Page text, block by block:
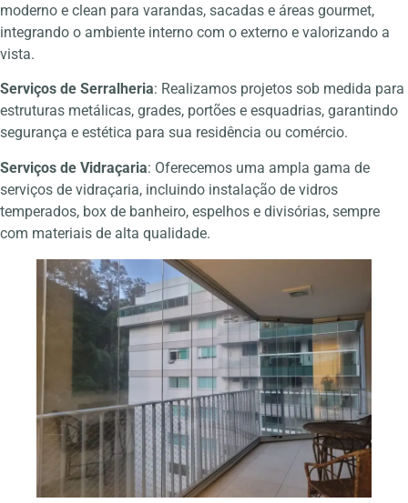
moderno e clean para varandas, sacadas e áreas gourmet,
integrando o ambiente interno com o externo e valorizando a
vista.
Serviços de Serralheria: Realizamos projetos sob medida para
estruturas metálicas, grades, portões e esquadrias, garantindo
segurança e estética para sua residência ou comércio.
Serviços de Vidraçaria: Oferecemos uma ampla gama de
serviços de vidraçaria, incluindo instalação de vidros
temperados, box de banheiro, espelhos e divisórias, sempre
com materiais de alta qualidade.